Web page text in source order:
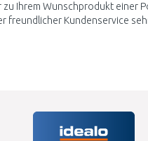
Ihrem Wunschprodukt einer
freundlicher Kundenservice